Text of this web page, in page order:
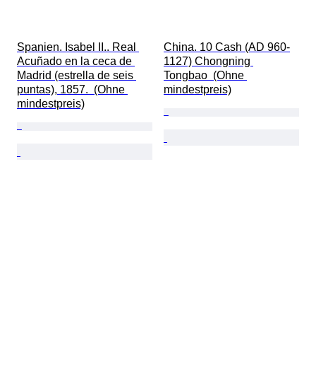
Spanien. Isabel II.. Real
Acuñado en la ceca de
Madrid (estrella de seis
puntas), 1857.  (Ohne
mindestpreis)
China. 10 Cash (AD 960-
1127) Chongning
Tongbao  (Ohne
mindestpreis)